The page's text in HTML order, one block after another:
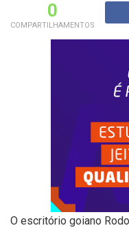
0
COMPARTILHAMENTOS
O escritório goiano